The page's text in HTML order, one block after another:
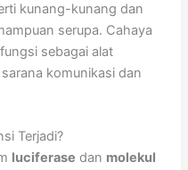
kunang-kunang dan
serupa. Cahaya
sebagai alat
komunikasi dan
Terjadi?
luciferase dan molekul